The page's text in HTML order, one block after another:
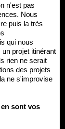
n'est pas
Nous
puis la très
qui nous
projet itinérant
rien ne serait
des projets
ne s'improvise
sont vos